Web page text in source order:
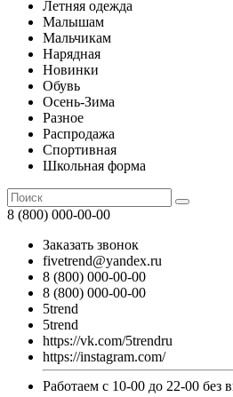
Летняя одежда
Малышам
Мальчикам
Нарядная
Новинки
Обувь
Осень-Зима
Разное
Распродажа
Спортивная
Школьная форма
8 (800) 000-00-00
Заказать звонок
fivetrend@yandex.ru
8 (800) 000-00-00
8 (800) 000-00-00
5trend
5trend
https://vk.com/5trendru
https://instagram.com/
Работаем с 10-00 до 22-00 без